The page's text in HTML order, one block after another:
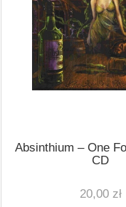
Absinthium ‎– One
CD
20,00 zł